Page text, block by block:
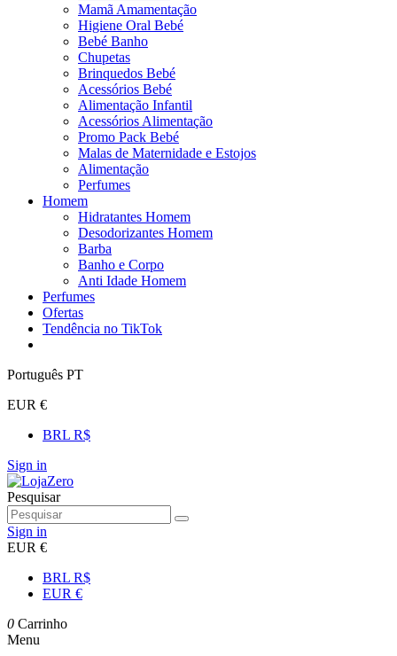
Mamã Amamentação
Higiene Oral Bebé
Bebé Banho
Chupetas
Brinquedos Bebé
Acessórios Bebé
Alimentação Infantil
Acessórios Alimentação
Promo Pack Bebé
Malas de Maternidade e Estojos
Alimentação
Perfumes
Homem
Hidratantes Homem
Desodorizantes Homem
Barba
Banho e Corpo
Anti Idade Homem
Perfumes
Ofertas
Tendência no TikTok
Português PT
EUR €
BRL R$
Sign in
Pesquisar
Sign in
EUR €
BRL R$
EUR €
0 Carrinho
Menu